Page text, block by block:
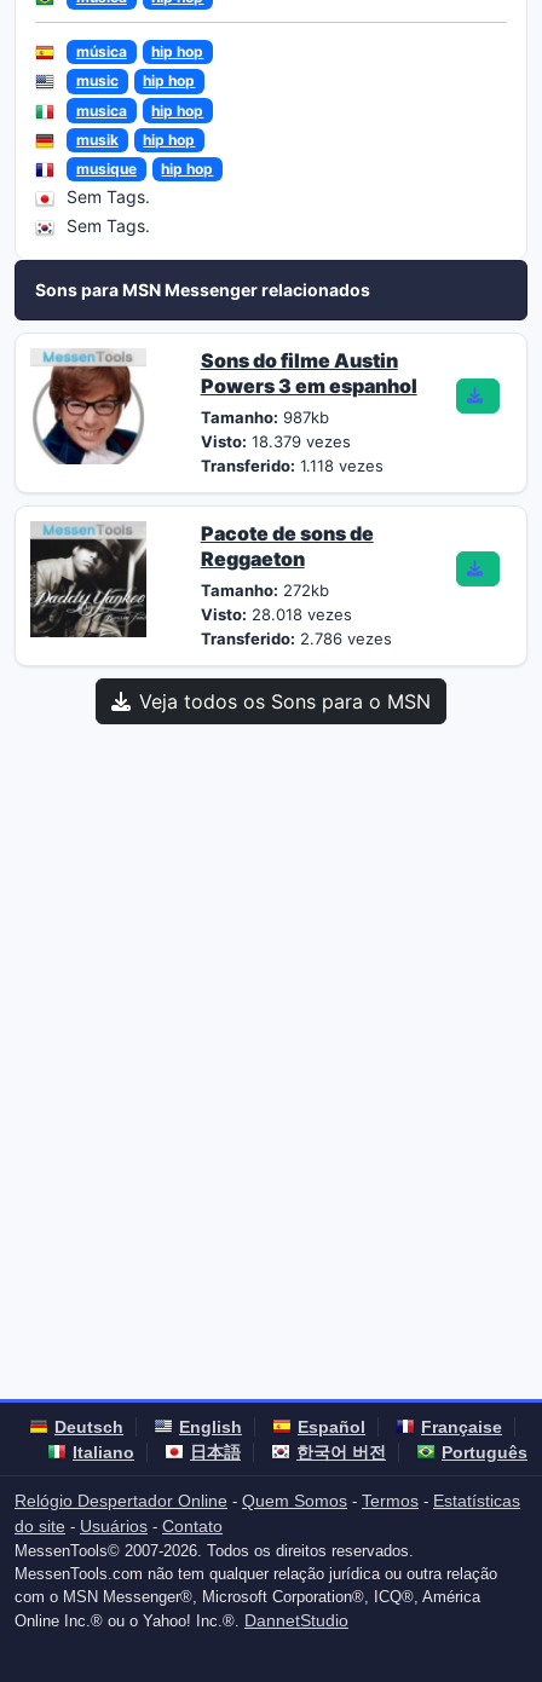
música
hip hop
music
hip hop
musica
hip hop
musik
hip hop
musique
hip hop
Sem Tags.
Sem Tags.
Sons para MSN Messenger relacionados
Sons do filme Austin
Powers 3 em espanhol
Tamanho: 987kb
Visto: 18.379 vezes
Transferido: 1.118 vezes
Pacote de sons de
Reggaeton
Tamanho: 272kb
Visto: 28.018 vezes
Transferido: 2.786 vezes
Veja todos os Sons para o MSN
Deutsch English Español
Française
Italiano
日本語 한국어 버전 Português
Relógio Despertador Online - Quem Somos - Termos - Estatísticas
do site - Usuários - Contato
MessenTools© 2007-2026. Todos os direitos reservados.
MessenTools.com não tem qualquer relação jurídica ou outra relação
com o MSN Messenger®, Microsoft Corporation®, ICQ®, América
Online Inc.® ou o Yahoo! Inc.®. DannetStudio